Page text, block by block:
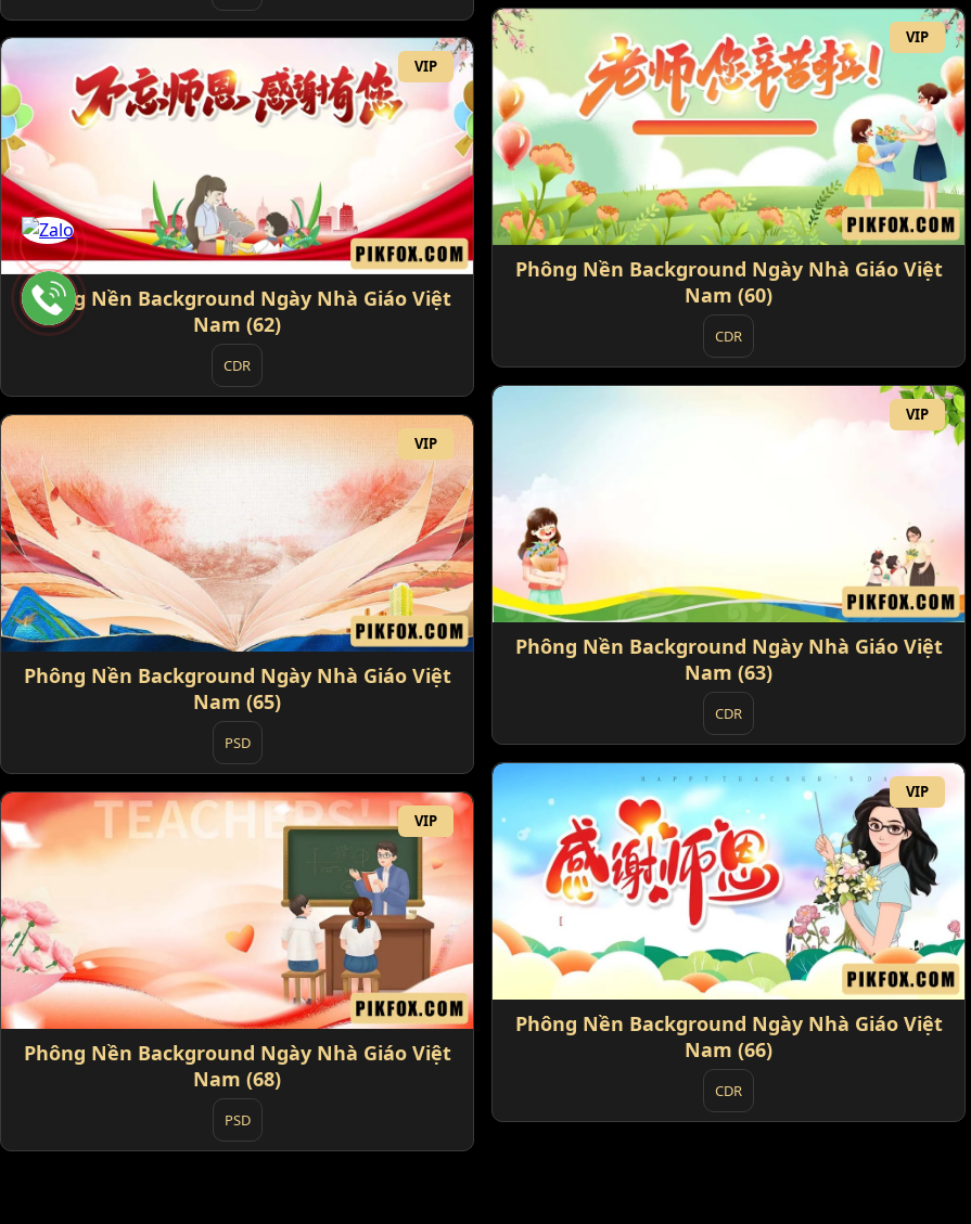
VIP
Phông Nền Background Ngày Nhà Giáo Việt
Nam (60)
CDR
VIP
Phông Nền Background Ngày Nhà Giáo Việt
Nam (62)
CDR
VIP
Phông Nền Background Ngày Nhà Giáo Việt
Nam (63)
CDR
VIP
Phông Nền Background Ngày Nhà Giáo Việt
Nam (65)
PSD
VIP
Phông Nền Background Ngày Nhà Giáo Việt
Nam (66)
CDR
VIP
Phông Nền Background Ngày Nhà Giáo Việt
Nam (68)
PSD